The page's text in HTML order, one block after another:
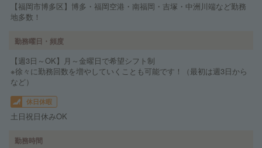
【福岡市博多区】博多・福岡空港・南福岡・吉塚・中洲川端など勤務
地多数！
勤務曜日・頻度
【週3日～OK】月～金曜日で希望シフト制
※徐々に勤務回数を増やしていくことも可能です！（最初は週3日から
など）
休日休暇
土日祝日休みOK
勤務時間